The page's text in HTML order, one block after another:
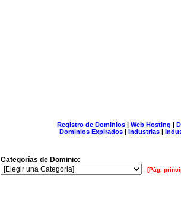
Registro de Dominios| Web Hosting |
Dominios Expirados | Industrias |
Categorías de Dominio:
[Pág.